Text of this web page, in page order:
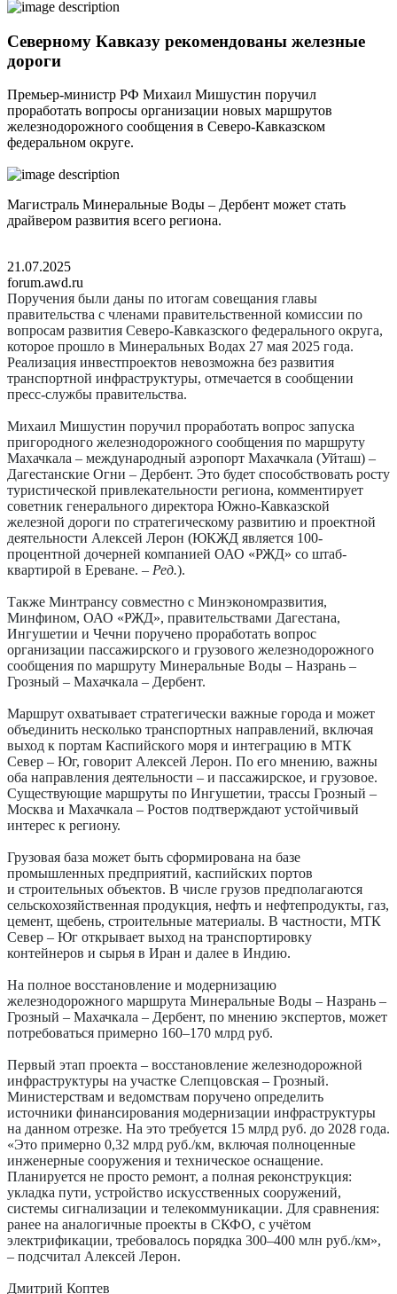
Северному Кавказу рекомендованы железные
дороги
Премьер-министр РФ Михаил Мишустин поручил
проработать вопросы организации новых маршрутов
железнодорожного сообщения в Северо-Кавказском
федеральном округе.
Магистраль Минеральные Воды – Дербент может стать
драйвером развития всего региона.
21.07.2025
forum.awd.ru
Поручения были даны по итогам совещания главы
правительства с членами правительственной комиссии по
вопросам развития Северо-Кавказского федерального округа,
которое прошло в Минеральных Водах 27 мая 2025 года.
Реализация инвестпроектов невозможна без развития
транспортной инфраструктуры, отмечается в сообщении
пресс-службы правительства.
Михаил Мишустин поручил проработать вопрос запуска
пригородного железнодорожного сообщения по маршруту
Махачкала – международный аэропорт Махачкала (Уйташ) –
Дагестанские Огни – Дербент. Это будет ­способствовать росту
туристической привлекательности региона, комментирует
советник генерального директора Южно-Кавказской
железной дороги по стратегическому развитию и проектной
деятельности Алексей Лерон (ЮКЖД является 100-
процентной дочерней компанией ОАО «РЖД» со штаб-
квартирой в Ереване. – Ред.).
Также Минтрансу совместно с Минэкономразвития,
Минфином, ОАО «РЖД», правительствами Дагестана,
Ингушетии и Чечни поручено проработать вопрос
организации пассажирского и грузового железнодорожного
сообщения по маршруту Минеральные Воды – Назрань –
Грозный – Махачкала – Дербент.
Маршрут охватывает стратегически важные ­города и может
объединить несколько транспортных направлений, включая
выход к портам Каспийского моря и интеграцию в МТК
Север – Юг, говорит Алексей Лерон. По его мнению, важны
оба направления деятельности – и пассажирское, и грузовое.
Существующие маршруты по Ингушетии, трассы Грозный –
Москва и Махачкала – Ростов подтверждают устойчивый
интерес к региону.
Грузовая база может быть сформирована на базе
промышленных предприятий, ­каспийских портов
и строительных объектов. В числе грузов предполагаются
сельскохозяйственная продукция, нефть и нефтепродукты, газ,
цемент, щебень, строительные материалы. В частности, МТК
Север – Юг открывает выход на транспортировку
контейнеров и сырья в Иран и далее в Индию.
На полное восстановление и модернизацию
железнодорожного маршрута Минеральные Воды – Назрань –
Грозный – Махачкала – Дербент, по мнению экспертов, может
потребоваться примерно 160–170 млрд руб.
Первый этап проекта – восстановление железнодорожной
инфраструктуры на участке Слепцовская – Грозный.
Министерствам и ведомствам поручено определить
источники финансирования модернизации инфраструктуры
на данном отрезке. На это требуется 15 млрд руб. до 2028 года.
«Это примерно 0,32 млрд руб./км, включая полноценные
инженерные сооружения и техническое оснащение.
Планируется не просто ремонт, а полная реконструкция:
укладка пути, устройство искусственных сооружений,
системы сигнализации и телекоммуникации. Для сравнения:
ранее на аналогичные проекты в СКФО, с учётом
электрификации, требовалось порядка ­300–400 млн руб./км»,
– подсчитал Алексей Лерон.
Дмитрий Коптев